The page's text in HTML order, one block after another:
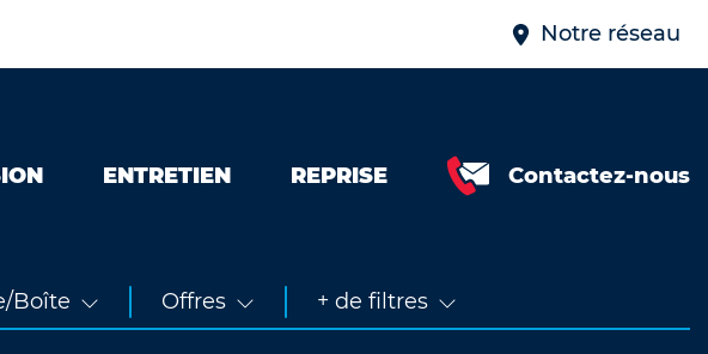
Notre réseau
ENTRETIEN REPRISE
Contactez-nous
Boîte Offres + de filtres